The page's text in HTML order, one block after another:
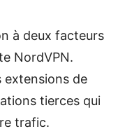
à deux facteurs
NordVPN.
extensions de
tierces qui
trafic.